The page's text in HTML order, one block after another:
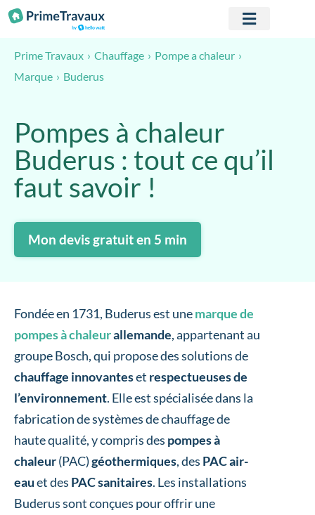
Passer au contenu
Prime Travaux Chauffage
Pompe a chaleur
Marque
Buderus
Pompes à chaleur
Buderus : tout ce qu’il
faut savoir !
Mon devis gratuit en 5 min
Fondée en 1731, Buderus est unemarque de
pompes à chaleurallemande, appartenant au
groupe Bosch, qui propose des solutions de
chauffage innovanteset respectueuses de
l’environnement. Elle est spécialisée dans la
fabrication de systèmes de chauffage de
haute qualité, y compris des pompes à
chaleur(PAC)géothermiques, des PACair-
eauet des PACsanitaires. Les installations
Buderus sont conçues pour offrir une